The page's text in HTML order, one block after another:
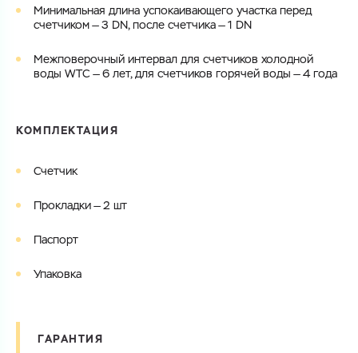
Минимальная длина успокаивающего участка перед
счетчиком — 3 DN, после счетчика — 1 DN
Межповерочный интервал для счетчиков холодной
воды WTC — 6 лет, для счетчиков горячей воды — 4 года
КОМПЛЕКТАЦИЯ
Счетчик
Прокладки — 2 шт
Паспорт
Упаковка
ГАРАНТИЯ